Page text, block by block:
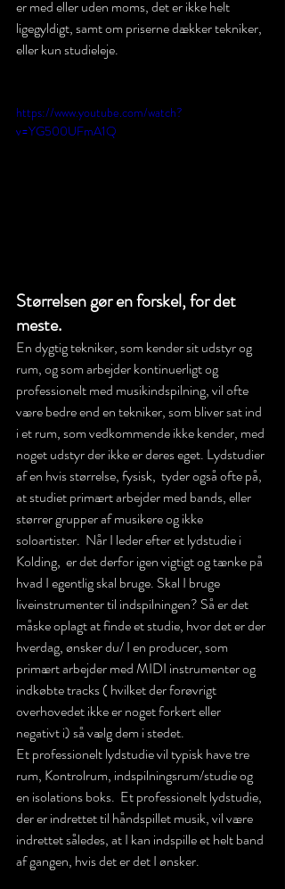
er med eller uden moms, det er ikke helt
ligegyldigt, samt om priserne dækker tekniker,
eller kun studieleje.
https://www.youtube.com/watch?
v=YG500UFmA1Q
Størrelsen gør en forskel, for det
meste.
En dygtig tekniker, som kender sit udstyr og
rum, og som arbejder kontinuerligt og
professionelt med musikindspilning, vil ofte
være bedre end en tekniker, som bliver sat ind
i et rum, som vedkommende ikke kender, med
noget udstyr der ikke er deres eget. Lydstudier
af en hvis størrelse, fysisk,  tyder også ofte på,
at studiet primært arbejder med bands, eller
størrer grupper af musikere og ikke
soloartister.  Når I leder efter et lydstudie i
Kolding,  er det derfor igen vigtigt og tænke på
hvad I egentlig skal bruge. Skal I bruge
liveinstrumenter til indspilningen? Så er det
måske oplagt at finde et studie, hvor det er der
hverdag, ønsker du/ I en producer, som
primært arbejder med MIDI instrumenter og
indkøbte tracks ( hvilket der forøvrigt
overhovedet ikke er noget forkert eller
negativt i) så vælg dem i stedet.
Et professionelt lydstudie vil typisk have tre
rum, Kontrolrum, indspilningsrum/studie og
en isolations boks.  Et professionelt lydstudie,
der er indrettet til håndspillet musik, vil være
indrettet således, at I kan indspille et helt band
af gangen, hvis det er det I ønsker.